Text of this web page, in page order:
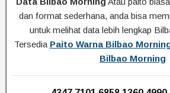
dan format sederhana, anda bisa
untuk melihat data lebih lengkap
Tersedia Paito Warna Bilbao
Bilbao Morning